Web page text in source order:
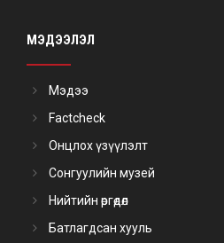
МЭДЭЭЛЭЛ
Мэдээ
Factcheck
Онцлох үзүүлэлт
Сонгуулийн музей
Нийтийн өргөдөл
Батлагдсан хууль